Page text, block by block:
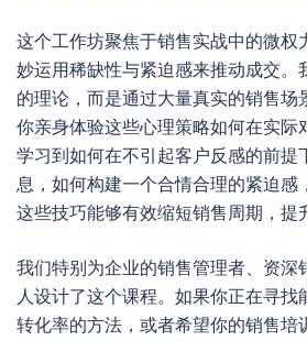
这个工作坊聚焦于销售实战中的微权
妙运用稀缺性与紧迫感来推动成交。
的理论，而是通过大量真实的销售场
你亲身体验这些心理策略如何在实际
学习到如何在不引起客户反感的前提
息，如何构建一个合情合理的紧迫感
这些技巧能够有效缩短销售周期，提
我们特别为企业的销售管理者、资深
人设计了这个课程。如果你正在寻找
转化率的方法，或者希望你的销售培